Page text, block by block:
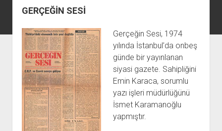
E-ARŞİV
açılır
menüyü
aç
TKP ARŞİV FONU
TİP ARŞİV FONU
TSİP ARŞİV FONU
TBKP ARŞİV FONU
İŞÇİ HAREKETLERİ ARŞİV FONU
KÜTÜPHANE
açılır
menüyü
aç
TKP KİTAPLIĞI
TİP KİTAPLIĞI
TSİP KİTAPLIĞI
TBKP KİTAPLIĞI
SÜRELİ YAYINLAR
AFİŞLER
GÖRSEL-İŞİTSEL
BAŞVURULAR
açılır
GERÇEĞİN SESİ
Gerçeğin Sesi, 1974
yılında İstanbul’da onbeş
günde bir yayınlanan
siyasi gazete. Sahipliğini
Emin Karaca, sorumlu
yazı işleri müdürlüğünü
İsmet Karamanoğlu
yapmıştır.